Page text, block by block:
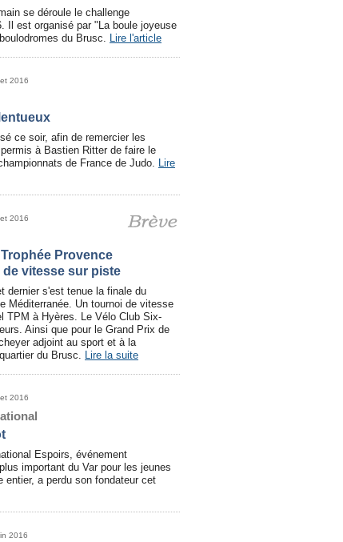
se déroule le challenge
Il est organisé par "La boule joyeuse
du Brusc. Lire l'article
2016
ce soir, afin de remercier les
à Bastien Ritter de faire le
de France de Judo. Lire
2016
Provence
de vitesse sur piste
dernier s'est tenue la finale du
Méditerranée. Un tournoi de vitesse
TPM à Hyères. Le Vélo Club Six-
Ainsi que pour le Grand Prix de
adjoint au sport et à la
du Brusc. Lire la suite
2016
Espoirs, événement
important du Var pour les jeunes
entier, a perdu son fondateur cet
2016